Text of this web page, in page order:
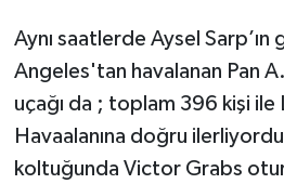
Aynı saatlerde Aysel Sarp’ın
Angeles'tan havalanan Pan
uçağı da ; toplam 396 kişi ile
Havaalanına doğru
koltuğunda Victor Grabs